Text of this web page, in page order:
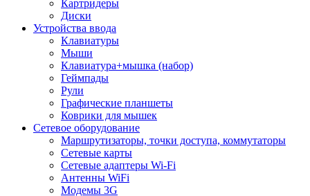
Картридеры
Диски
Устройства ввода
Клавиатуры
Мыши
Клавиатура+мышка (набор)
Геймпады
Рули
Графические планшеты
Коврики для мышек
Сетевое оборудование
Маршрутизаторы, точки доступа, коммутаторы
Сетевые карты
Сетевые адаптеры Wi-Fi
Антенны WiFi
Модемы 3G